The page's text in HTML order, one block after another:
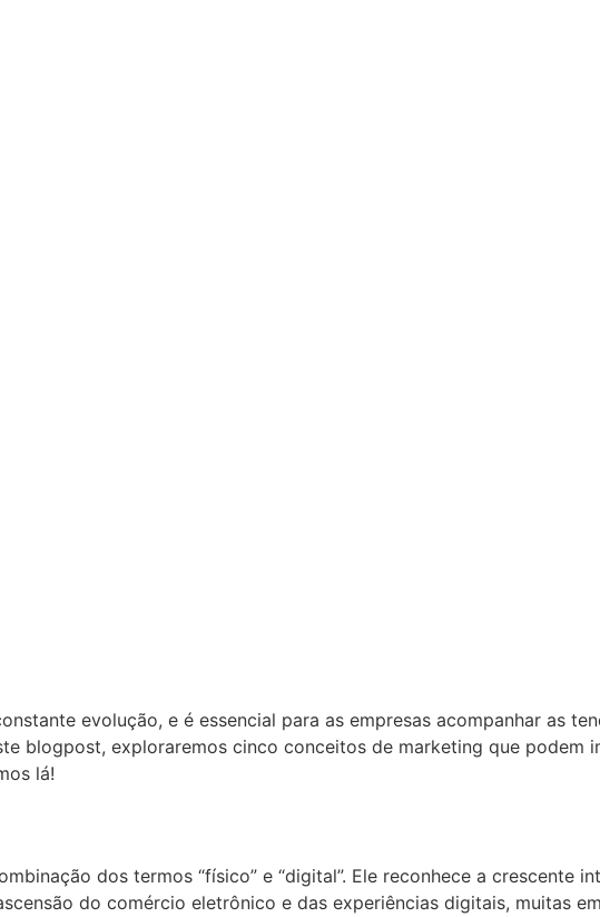
evolução, e é essencial para as empresas acompanhar as
blogpost, exploraremos cinco conceitos de marketing que podem
lá!
dos termos “físico” e “digital”. Ele reconhece a crescente
do comércio eletrônico e das experiências digitais, muitas